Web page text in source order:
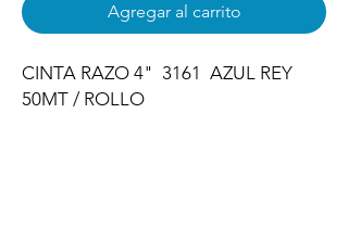
Agregar al carrito
CINTA RAZO 4"  3161  AZUL REY
50MT / ROLLO